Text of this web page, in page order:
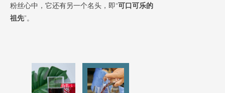
粉丝心中，它还有另一个名头，即“可口可乐的
祖先”。